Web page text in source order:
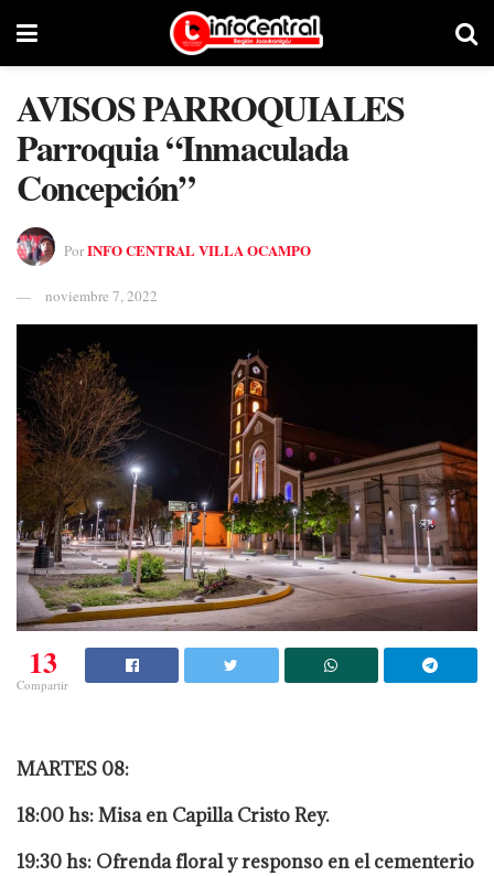
AVISOS PARROQUIALES
Parroquia “Inmaculada
Concepción”
PorINFO CENTRAL VILLA OCAMPO
noviembre 7, 2022
13
Compartir
MARTES 08:
18:00 hs: Misa en Capilla Cristo Rey.
19:30 hs: Ofrenda floral y responso en el cementerio